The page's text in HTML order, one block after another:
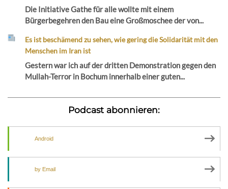
Die Initiative Gathe für alle wollte mit einem
Bürgerbegehren den Bau eine Großmoschee der von...
Es ist beschämend zu sehen, wie gering die Solidarität mit den
Menschen im Iran ist
Gestern war ich auf der dritten Demonstration gegen den
Mullah-Terror in Bochum innerhalb einer guten...
Podcast abonnieren:
Android
by Email